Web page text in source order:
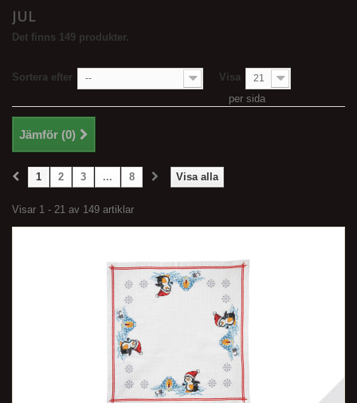
JUL
Det finns 149 produkter.
Sortera efter -- Visa 21
per sida
Jämför (0)
Visa alla
1 2 3 ... 8
Visar 1 - 21 av 149 artiklar